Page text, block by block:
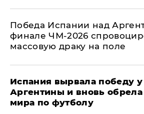
Победа Испании над
финале ЧМ-2026
массовую драку на поле
Испания вырвала победу у
Аргентины и вновь
мира по футболу